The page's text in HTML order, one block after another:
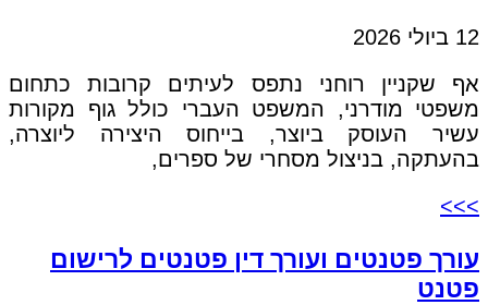
12 ביולי 2026
אף שקניין רוחני נתפס לעיתים קרובות כתחום
משפטי מודרני, המשפט העברי כולל גוף מקורות
עשיר העוסק ביוצר, בייחוס היצירה ליוצרה,
בהעתקה, בניצול מסחרי של ספרים,
>>>
עורך פטנטים ועורך דין פטנטים לרישום
פטנט